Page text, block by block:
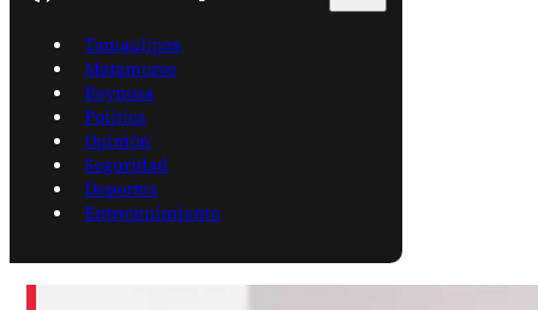
Tamaulipas
Matamoros
Reynosa
Política
Opinión
Seguridad
Deportes
Entretenimiento